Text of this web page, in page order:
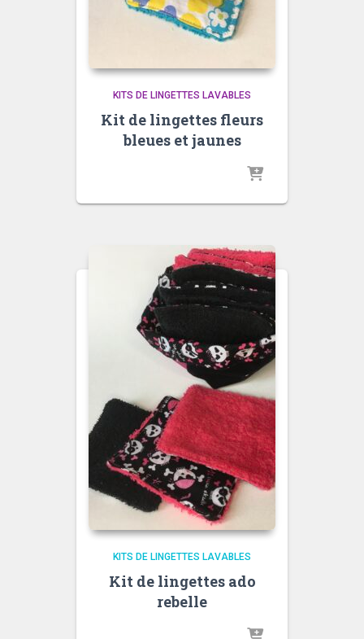
KITS DE LINGETTES LAVABLES
Kit de lingettes fleurs
bleues et jaunes
KITS DE LINGETTES LAVABLES
Kit de lingettes ado
rebelle